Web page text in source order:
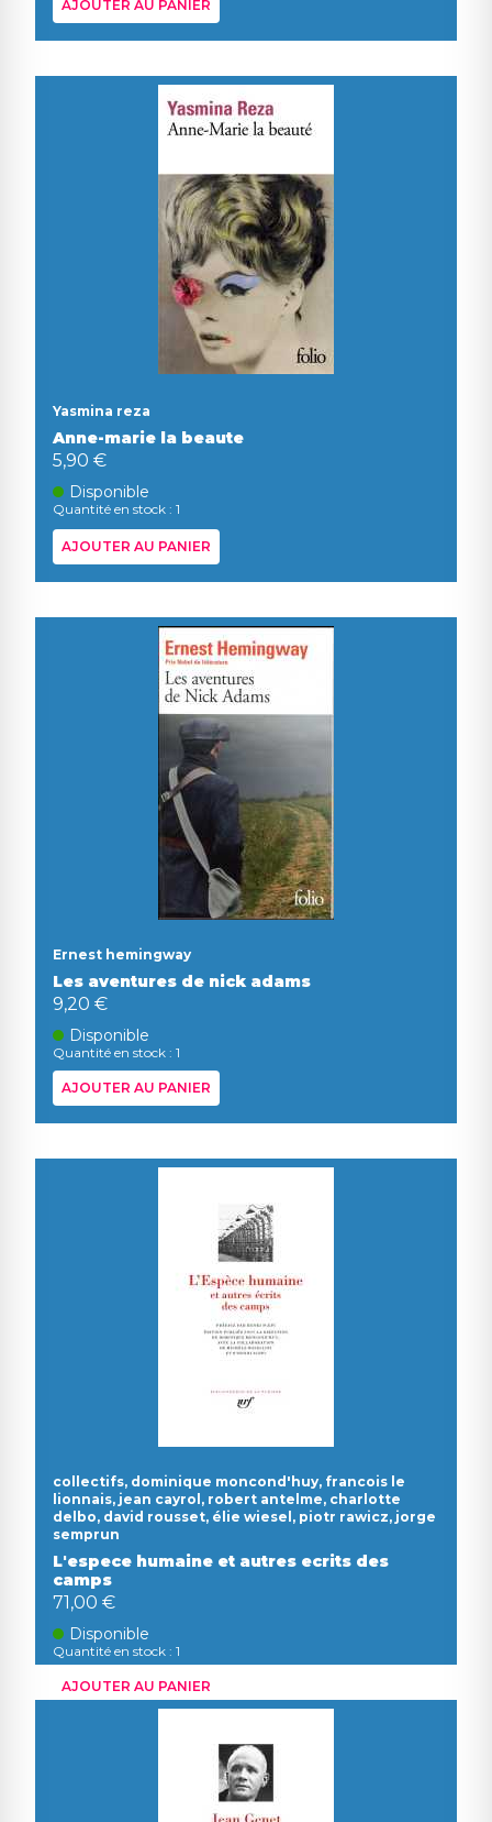
AJOUTER AU PANIER
Yasmina reza
Anne-marie la beaute
5,90 €
Disponible
Quantité en stock : 1
AJOUTER AU PANIER
Ernest hemingway
Les aventures de nick adams
9,20 €
Disponible
Quantité en stock : 1
AJOUTER AU PANIER
collectifs, dominique moncond'huy, francois le
lionnais, jean cayrol, robert antelme, charlotte
delbo, david rousset, élie wiesel, piotr rawicz, jorge
semprun
L'espece humaine et autres ecrits des
camps
71,00 €
Disponible
Quantité en stock : 1
AJOUTER AU PANIER